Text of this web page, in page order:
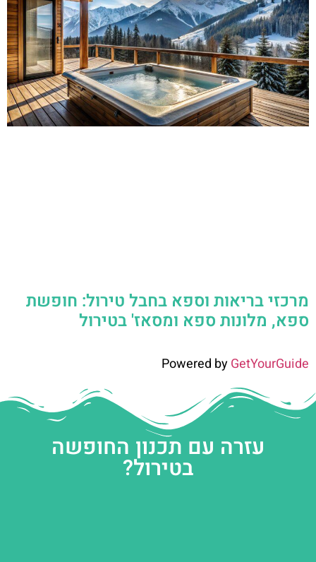
מרכזי בריאות וספא בחבל טירול: חופשת
ספא, מלונות ספא ומסאז' בטירול
Powered byGetYourGuide
עזרה עם תכנון החופשה
בטירול?